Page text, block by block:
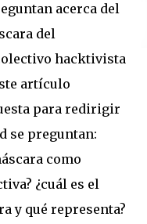
acerca del
del
hacktivista
artículo
para redirigir
se preguntan:
como
¿cuál es el
y qué representa?